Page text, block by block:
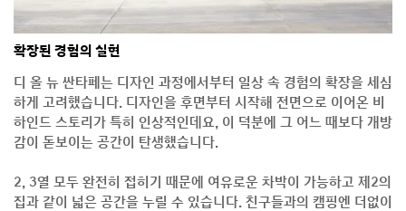
확장된 경험의 실현
디 올 뉴 싼타페는 디자인 과정에서부터 일상 속 경험의 확장을 세심
하게 고려했습니다. 디자인을 후면부터 시작해 전면으로 이어온 비
하인드 스토리가 특히 인상적인데요, 이 덕분에 그 어느 때보다 개방
감이 돋보이는 공간이 탄생했습니다.
2, 3열 모두 완전히 접히기 때문에 여유로운 차박이 가능하고 제2의
집과 같이 넓은 공간을 누릴 수 있습니다. 친구들과의 캠핑엔 더없이